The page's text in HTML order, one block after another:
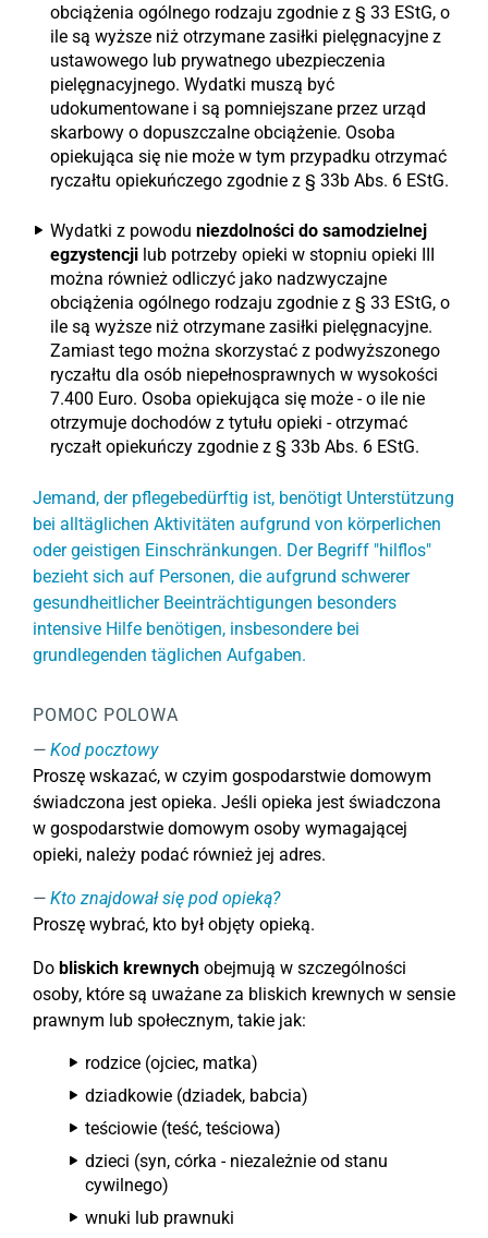
obciążenia ogólnego rodzaju zgodnie z § 33 EStG, o
ile są wyższe niż otrzymane zasiłki pielęgnacyjne z
ustawowego lub prywatnego ubezpieczenia
pielęgnacyjnego. Wydatki muszą być
udokumentowane i są pomniejszane przez urząd
skarbowy o dopuszczalne obciążenie. Osoba
opiekująca się nie może w tym przypadku otrzymać
ryczałtu opiekuńczego zgodnie z § 33b Abs. 6 EStG.
Wydatki z powodu niezdolności do samodzielnej
egzystencji lub potrzeby opieki w stopniu opieki III
można również odliczyć jako nadzwyczajne
obciążenia ogólnego rodzaju zgodnie z § 33 EStG, o
ile są wyższe niż otrzymane zasiłki pielęgnacyjne.
Zamiast tego można skorzystać z podwyższonego
ryczałtu dla osób niepełnosprawnych w wysokości
7.400 Euro. Osoba opiekująca się może - o ile nie
otrzymuje dochodów z tytułu opieki - otrzymać
ryczałt opiekuńczy zgodnie z § 33b Abs. 6 EStG.
Jemand, der pflegebedürftig ist, benötigt Unterstützung
bei alltäglichen Aktivitäten aufgrund von körperlichen
oder geistigen Einschränkungen. Der Begriff "hilflos"
bezieht sich auf Personen, die aufgrund schwerer
gesundheitlicher Beeinträchtigungen besonders
intensive Hilfe benötigen, insbesondere bei
grundlegenden täglichen Aufgaben.
POMOC POLOWA
Kod pocztowy
Proszę wskazać, w czyim gospodarstwie domowym
świadczona jest opieka. Jeśli opieka jest świadczona
w gospodarstwie domowym osoby wymagającej
opieki, należy podać również jej adres.
Kto znajdował się pod opieką?
Proszę wybrać, kto był objęty opieką.
Do bliskich krewnych obejmują w szczególności
osoby, które są uważane za bliskich krewnych w sensie
prawnym lub społecznym, takie jak:
rodzice (ojciec, matka)
dziadkowie (dziadek, babcia)
teściowie (teść, teściowa)
dzieci (syn, córka - niezależnie od stanu
cywilnego)
wnuki lub prawnuki